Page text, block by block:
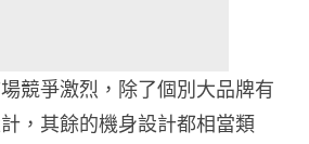
競爭激烈，除了個別大品牌有
，其餘的機身設計都相當類